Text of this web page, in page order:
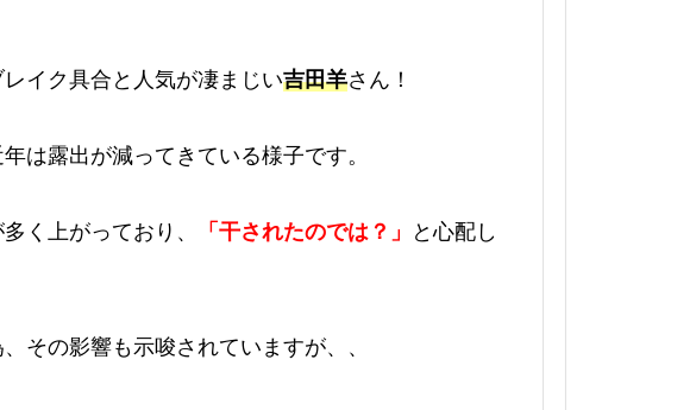
イク具合と人気が凄まじい吉田羊さん！
は露出が減ってきている様子です。
く上がっており、 「干されたのでは？」 と心配し
その影響も示唆されていますが、、